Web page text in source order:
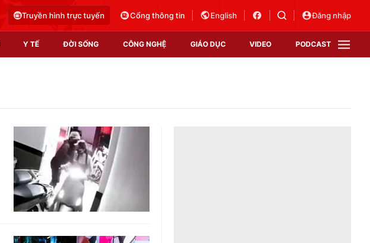
Truyền hình trực tuyến Cổng thông tin English Đăng nhập
Y TẾ ĐỜI SỐNG CÔNG NGHỆ GIÁO DỤC VIDEO PODCAST
Video
Shorts video
Podcast
EMagazine
Photo
VTV Sức khoẻ